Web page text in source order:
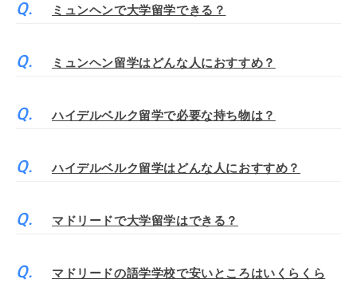
ミュンヘンで大学留学できる？
ミュンヘン留学はどんな人におすすめ？
ハイデルベルク留学で必要な持ち物は？
ハイデルベルク留学はどんな人におすすめ？
マドリードで大学留学はできる？
マドリードの語学学校で安いところはいくらくら